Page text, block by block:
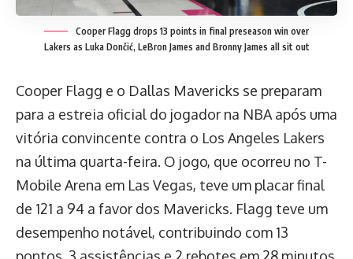
Cooper Flagg drops 13 points in final preseason win over
Lakers as Luka Dončić, LeBron James and Bronny James all sit out
Cooper Flagg e o Dallas Mavericks se preparam
para a estreia oficial do jogador na NBA após uma
vitória convincente contra o Los Angeles Lakers
na última quarta-feira. O jogo, que ocorreu no T-
Mobile Arena em Las Vegas, teve um placar final
de 121 a 94 a favor dos Mavericks. Flagg teve um
desempenho notável, contribuindo com 13